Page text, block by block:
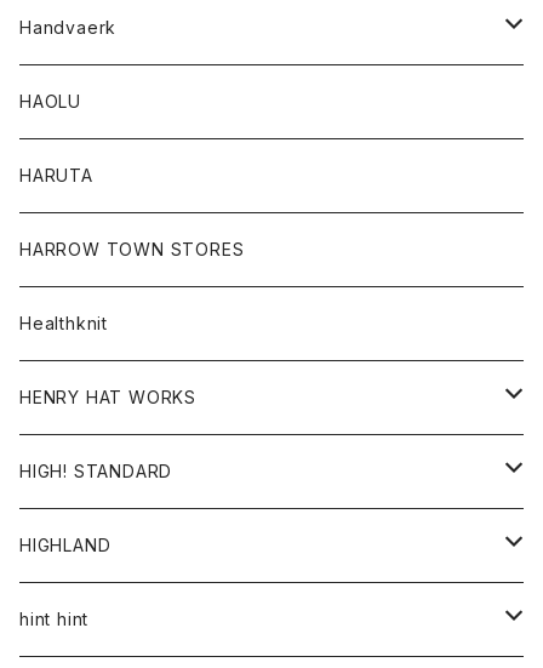
アウター
カーディガン
コート
トップス
シャツ
スウェット
レディース
カーディガン
コート
ボトム
パンツ
Handvaerk
トップス
Tシャツ
ロンTEE
HAOLU
HARUTA
HARROW TOWN STORES
Healthknit
HENRY HAT WORKS
帽子
HIGH! STANDARD
アウター
ジャケット
トップス
HIGHLAND
帽子
hint hint